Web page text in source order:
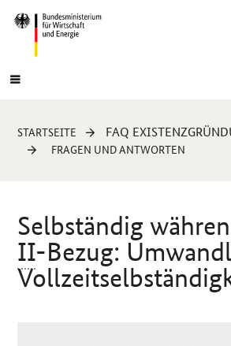
Navigation
Hauptmenü
Sie
sind
STARTSEITE FAQ
FRAGEN UND ANTWORTEN
Selbständig
II-Bezug: